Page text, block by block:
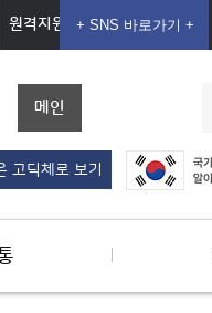
원격지원
메인
고딕체로 보기